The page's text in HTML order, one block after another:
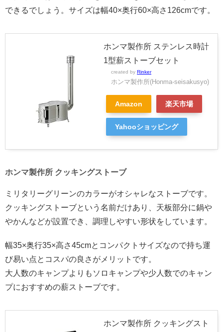
できるでしょう。サイズは幅40×奥行60×高さ126cmです。
ホンマ製作所 ステンレス時計
1型薪ストーブセット
created by Rinker
ホンマ製作所(Honma-seisakusyo)
Amazon 楽天市場
Yahooショッピング
ホンマ製作所 クッキングストーブ
ミリタリーグリーンのカラーがオシャレなストーブです。
クッキングストーブという名前だけあり、天板部分に鍋や
やかんなどが設置でき、調理しやすい形状をしています。
幅35×奥行35×高さ45cmとコンパクトサイズなので持ち運
び易い点とコスパの良さがメリットです。
大人数のキャンプよりもソロキャンプや少人数でのキャン
プにおすすめの薪ストーブです。
ホンマ製作所 クッキングスト